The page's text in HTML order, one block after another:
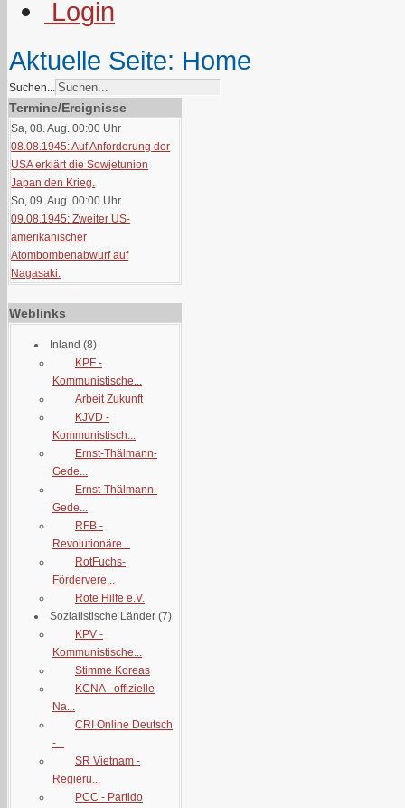
Aktuelle Seite: Home
Suchen...
Termine/Ereignisse
Sa, 08. Aug. 00:00 Uhr
08.08.1945: Auf Anforderung der
USA erklärt die Sowjetunion
Japan den Krieg.
So, 09. Aug. 00:00 Uhr
09.08.1945: Zweiter US-
amerikanischer
Atombombenabwurf auf
Nagasaki.
Weblinks
Inland (8)
KPF -
Kommunistische...
Arbeit Zukunft
KJVD -
Kommunistisch...
Ernst-Thälmann-
Gede...
Ernst-Thälmann-
Gede...
RFB -
Revolutionäre...
RotFuchs-
Fördervere...
Rote Hilfe e.V.
Sozialistische Länder (7)
KPV -
Kommunistische...
Stimme Koreas
KCNA - offizielle
Na...
CRI Online Deutsch
-...
SR Vietnam -
Regieru...
PCC - Partido